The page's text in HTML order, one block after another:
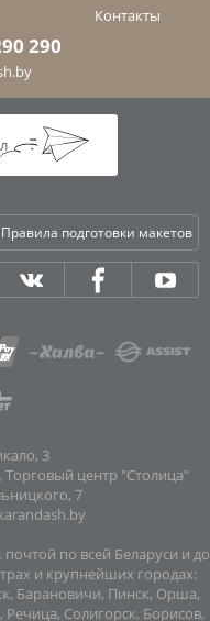
Контакты
290
Правила подготовки макетов
3
центр "Столица"
7
почтой по всей Беларуси и до
и крупнейших городах:
Барановичи, Пинск, Орша,
Солигорск, Борисов,